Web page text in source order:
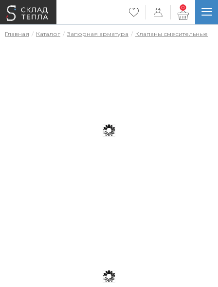
0
Главная Каталог Запорная арматура Клапаны смесительные